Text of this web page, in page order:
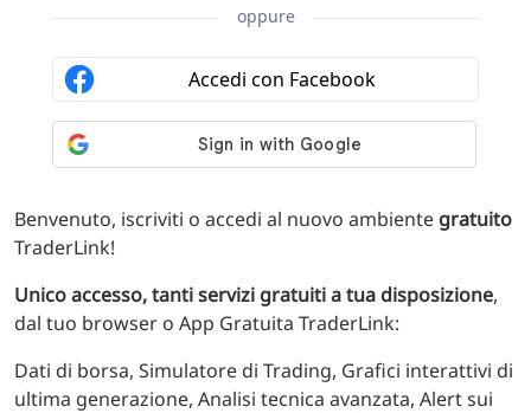
Benvenuto, iscriviti o accedi al nuovo ambiente gratuito
TraderLink!
Unico accesso, tanti servizi gratuiti a tua disposizione,
dal tuo browser o App Gratuita TraderLink:
Dati di borsa, Simulatore di Trading, Grafici interattivi di
ultima generazione, Analisi tecnica avanzata, Alert sui